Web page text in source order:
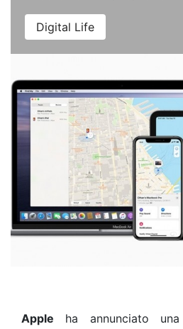
Digital Life
Apple ha annunciato